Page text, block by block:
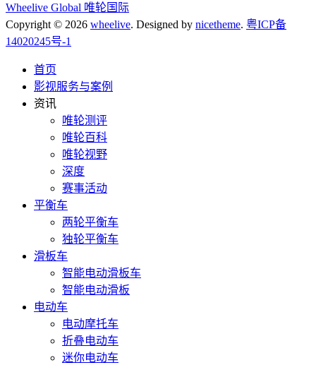
Wheelive Global 唯轮国际
Copyright © 2026 wheelive. Designed by nicetheme. 粤ICP备
14020245号-1
首页
影视服务与案例
资讯
唯轮测评
唯轮百科
唯轮视野
深度
赛事活动
平衡车
两轮平衡车
独轮平衡车
滑板车
智能电动滑板车
智能电动滑板
电动车
电动摩托车
折叠电动车
迷你电动车